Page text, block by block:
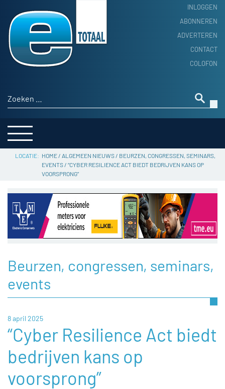
INLOGGEN
ABONNEREN
ADVERTEREN
CONTACT
COLOFON
Zoeken naar:
HOME
PRODUCTNIEUWS
ACHTERGROND
THEMA’S
SERVICE
HOME/ ALGEMEEN NIEUWS/ BEURZEN, CONGRESSEN, SEMINARS,
EVENTS/ “CYBER RESILIENCE ACT BIEDT BEDRIJVEN KANS OP
VOORSPRONG”
Beurzen, congressen, seminars,
events
8 april 2025
“Cyber Resilience Act biedt
bedrijven kans op
voorsprong”